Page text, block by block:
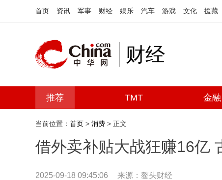
首页 资讯 军事 财经 娱乐 汽车 游戏 文化 援藏
财经
推荐 TMT 金融
当前位置： 首页 > 消费 > 正文
借外卖补贴大战狂赚16亿
2025-09-18 09:45:06 来源：鳌头财经